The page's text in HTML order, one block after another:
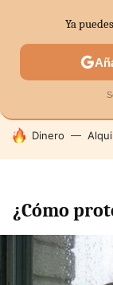
SECTORES
HOY SE HABLA
Dinero
¿Cómo
Ya